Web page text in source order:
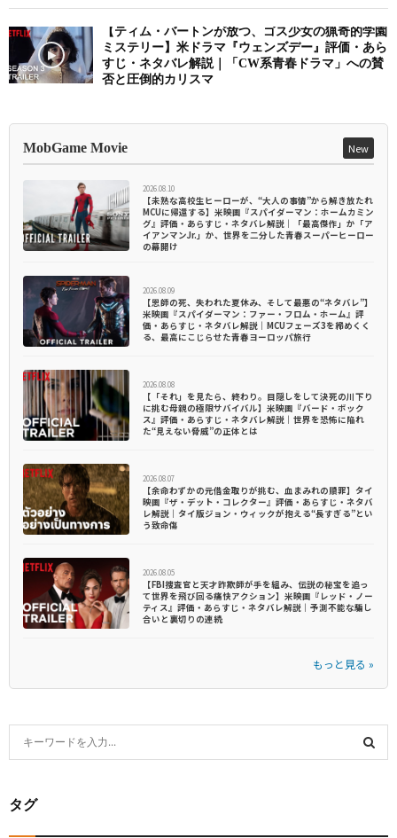
【ティム・バートンが放つ、ゴス少女の猟奇的学園
ミステリー】米ドラマ『ウェンズデー』評価・あら
すじ・ネタバレ解説｜「CW系青春ドラマ」への賛
否と圧倒的カリスマ
MobGame Movie New
2026.08.10
【未熟な高校生ヒーローが、“大人の事情”から解き放たれ
MCUに帰還する】米映画『スパイダーマン：ホームカミン
グ』評価・あらすじ・ネタバレ解説｜「最高傑作」か「ア
イアンマンJr.」か、世界を二分した青春スーパーヒーロー
の幕開け
2026.08.09
【恩師の死、失われた夏休み、そして最悪の“ネタバレ”】
米映画『スパイダーマン：ファー・フロム・ホーム』評
価・あらすじ・ネタバレ解説｜MCUフェーズ3を締めくく
る、最高にこじらせた青春ヨーロッパ旅行
2026.08.08
【「それ」を見たら、終わり。目隠しをして決死の川下り
に挑む母親の極限サバイバル】米映画『バード・ボック
ス』評価・あらすじ・ネタバレ解説｜世界を恐怖に陥れ
た“見えない脅威”の正体とは
2026.08.07
【余命わずかの元借金取りが挑む、血まみれの贖罪】タイ
映画『ザ・デット・コレクター』評価・あらすじ・ネタバ
レ解説｜タイ版ジョン・ウィックが抱える“長すぎる”とい
う致命傷
2026.08.05
【FBI捜査官と天才詐欺師が手を組み、伝説の秘宝を追っ
て世界を飛び回る痛快アクション】米映画『レッド・ノー
ティス』評価・あらすじ・ネタバレ解説｜予測不能な騙し
合いと裏切りの連続
もっと見る »
e
r
タグ